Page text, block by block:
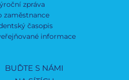
zpráva
zaměstnance
časopis
informace
BUĎTE S NÁMI